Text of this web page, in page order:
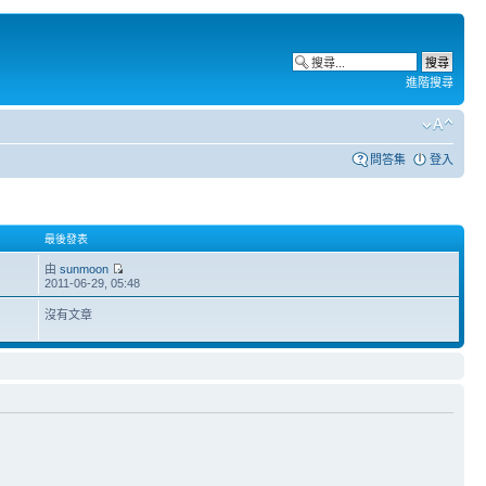
進階搜尋
問答集 登入
最後發表
由sunmoon
2011-06-29, 05:48
沒有文章